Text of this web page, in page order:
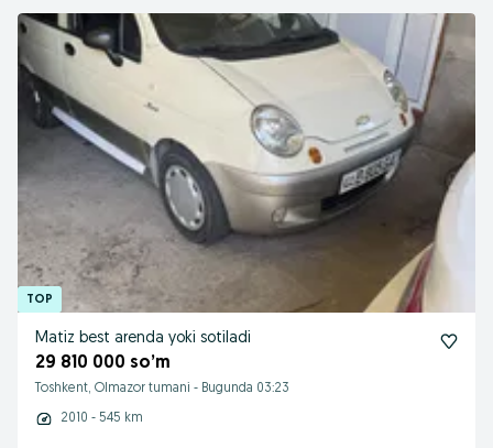
Matiz best arenda yoki sotiladi
29 810 000 so’m
Toshkent, Olmazor tumani - Bugunda 03:23
2010 - 545 km